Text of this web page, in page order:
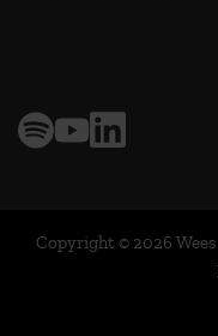
Copyright © 2026